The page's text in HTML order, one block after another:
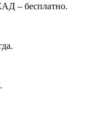
– бесплатно.